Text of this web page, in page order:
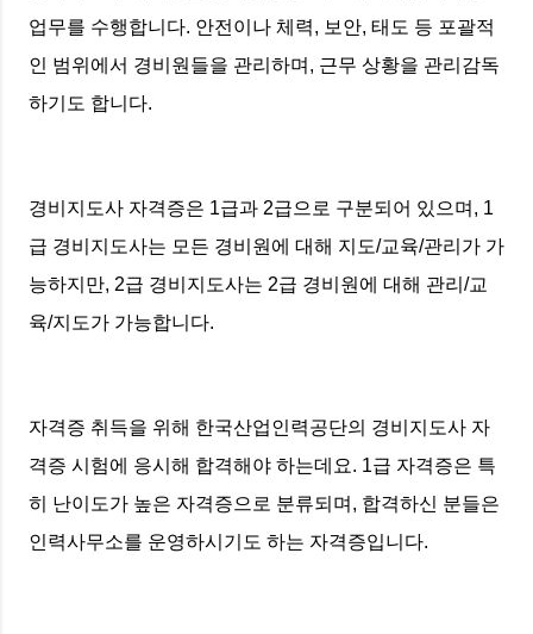
업무를 수행합니다. 안전이나 체력, 보안, 태도 등 포괄적
인 범위에서 경비원들을 관리하며, 근무 상황을 관리감독
하기도 합니다.
경비지도사 자격증은 1급과 2급으로 구분되어 있으며, 1
급 경비지도사는 모든 경비원에 대해 지도/교육/관리가 가
능하지만, 2급 경비지도사는 2급 경비원에 대해 관리/교
육/지도가 가능합니다.
자격증 취득을 위해 한국산업인력공단의 경비지도사 자
격증 시험에 응시해 합격해야 하는데요. 1급 자격증은 특
히 난이도가 높은 자격증으로 분류되며, 합격하신 분들은
인력사무소를 운영하시기도 하는 자격증입니다.